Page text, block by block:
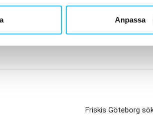
Anpassa
Sacred Sauna Sauna
Friskis Göteborg